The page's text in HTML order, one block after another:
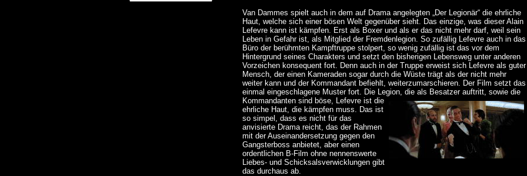
Van Dammes spielt auch in dem auf Drama angelegten „Der Legionär“ die ehrliche
Haut, welche sich einer bösen Welt gegenüber sieht. Das einzige, was dieser Alain
Lefevre kann ist kämpfen. Erst als Boxer und als er das nicht mehr darf, weil sein
Leben in Gefahr ist, als Mitglied der Fremdenlegion. So zufällig Lefevre auch in das
Büro der berühmten Kampftruppe stolpert, so wenig zufällig ist das vor dem
Hintergrund seines Charakters und setzt den bisherigen Lebensweg unter anderen
Vorzeichen konsequent fort. Denn auch in der Truppe erweist sich Lefevre als guter
Mensch, der einen Kameraden sogar durch die Wüste trägt als der nicht mehr
weiter kann und der Kommandant befiehlt, weiterzumarschieren. Der Film setzt das
einmal eingeschlagene Muster fort. Die Legion, die als Besatzer auftritt, sowie die
Kommandanten sind böse, Lefevre ist die
ehrliche Haut, die kämpfen muss. Das ist
so simpel, dass es nicht für das
anvisierte Drama reicht, das der Rahmen
mit der Auseinandersetzung gegen den
Gangsterboss anbietet, aber einen
ordentlichen B-Film ohne nennenswerte
Liebes- und Schicksalsverwicklungen gibt
das durchaus ab.